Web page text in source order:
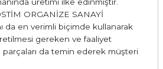
ORGANİZE SANAYİ
da en verimli biçimde kullanarak
gereken ve faaliyet
parçaları da temin ederek müşteri